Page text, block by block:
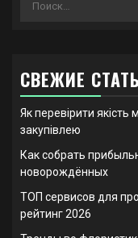
СВЕЖИЕ
Як перевірити
закупівлею
Как собрать
новорождённых
ТОП сервисов для
рейтинг 2026